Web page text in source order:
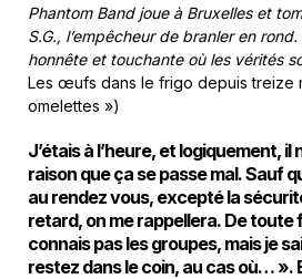
Phantom Band joue à Bruxelles et
S.G., l’empêcheur de branler en
honnête et touchante où les vérités
Les œufs dans le frigo depuis treize
omelettes »)
J’étais à l’heure, et logiquement, il
raison que ça se passe mal. Sauf
au rendez vous, excepté la
retard, on me rappellera. De toute
connais pas les groupes, mais je
restez dans le coin, au cas où… ».